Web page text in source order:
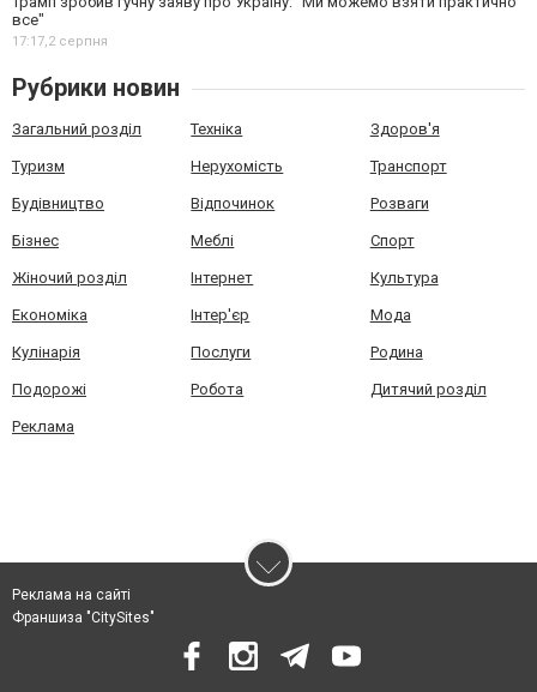
все"
17:17,2 серпня
Рубрики новин
Загальний розділ Техніка Здоров'я
Туризм Нерухомість Транспорт
Будівництво Відпочинок Розваги
Бізнес Меблі Спорт
Жіночий розділ Інтернет Культура
Економіка Інтер'єр Мода
Кулінарія Послуги Родина
Подорожі Робота Дитячий розділ
Реклама
Реклама на сайті
Франшиза "CitySites"